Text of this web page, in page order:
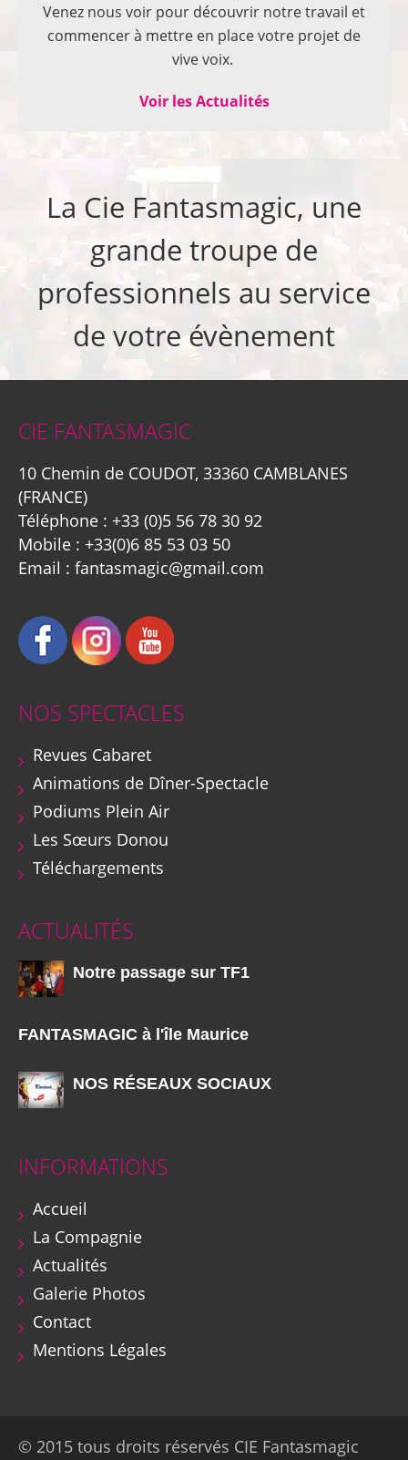
Venez nous voir pour découvrir notre travail et
commencer à mettre en place votre projet de
vive voix.
Voir les Actualités
La Cie Fantasmagic, une
grande troupe de
professionnels au service
de votre évènement
CIE FANTASMAGIC
10 Chemin de COUDOT, 33360 CAMBLANES
(FRANCE)
Téléphone : +33 (0)5 56 78 30 92
Mobile : +33(0)6 85 53 03 50
Email : fantasmagic@gmail.com
NOS SPECTACLES
Revues Cabaret
Animations de Dîner-Spectacle
Podiums Plein Air
Les Sœurs Donou
Téléchargements
ACTUALITÉS
Notre passage sur TF1
FANTASMAGIC à l'île Maurice
NOS RÉSEAUX SOCIAUX
INFORMATIONS
Accueil
La Compagnie
Actualités
Galerie Photos
Contact
Mentions Légales
© 2015 tous droits réservés CIE Fantasmagic